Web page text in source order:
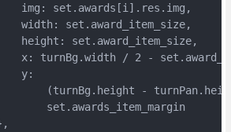
img: set.awards[i].res.img,
width: set.award_item_size,
height: set.award_item_size,
x: turnBg.width / 2 -
y:
(turnBg.height -
set.awards_item_margin